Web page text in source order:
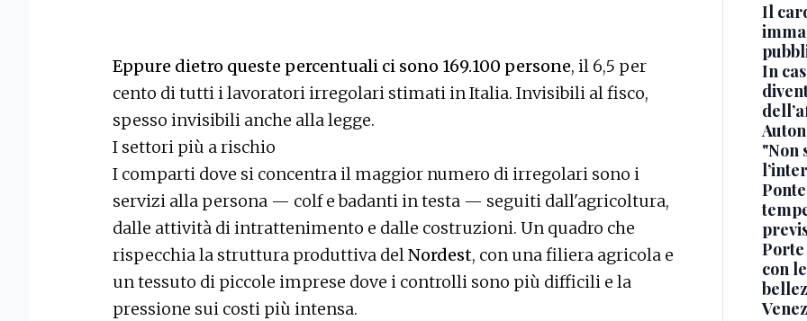
Eppure dietro queste percentuali ci sono 169.100 persone, il 6,5 per
cento di tutti i lavoratori irregolari stimati in Italia. Invisibili al fisco,
spesso invisibili anche alla legge.
I settori più a rischio
I comparti dove si concentra il maggior numero di irregolari sono i
servizi alla persona — colf e badanti in testa — seguiti dall'agricoltura,
dalle attività di intrattenimento e dalle costruzioni. Un quadro che
rispecchia la struttura produttiva delNordest, con una filiera agricola e
un tessuto di piccole imprese dove i controlli sono più difficili e la
pressione sui costi più intensa.
Il
In
"Non
con